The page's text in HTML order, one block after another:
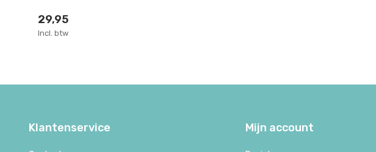
29,95
Incl. btw
Klantenservice Mijn account